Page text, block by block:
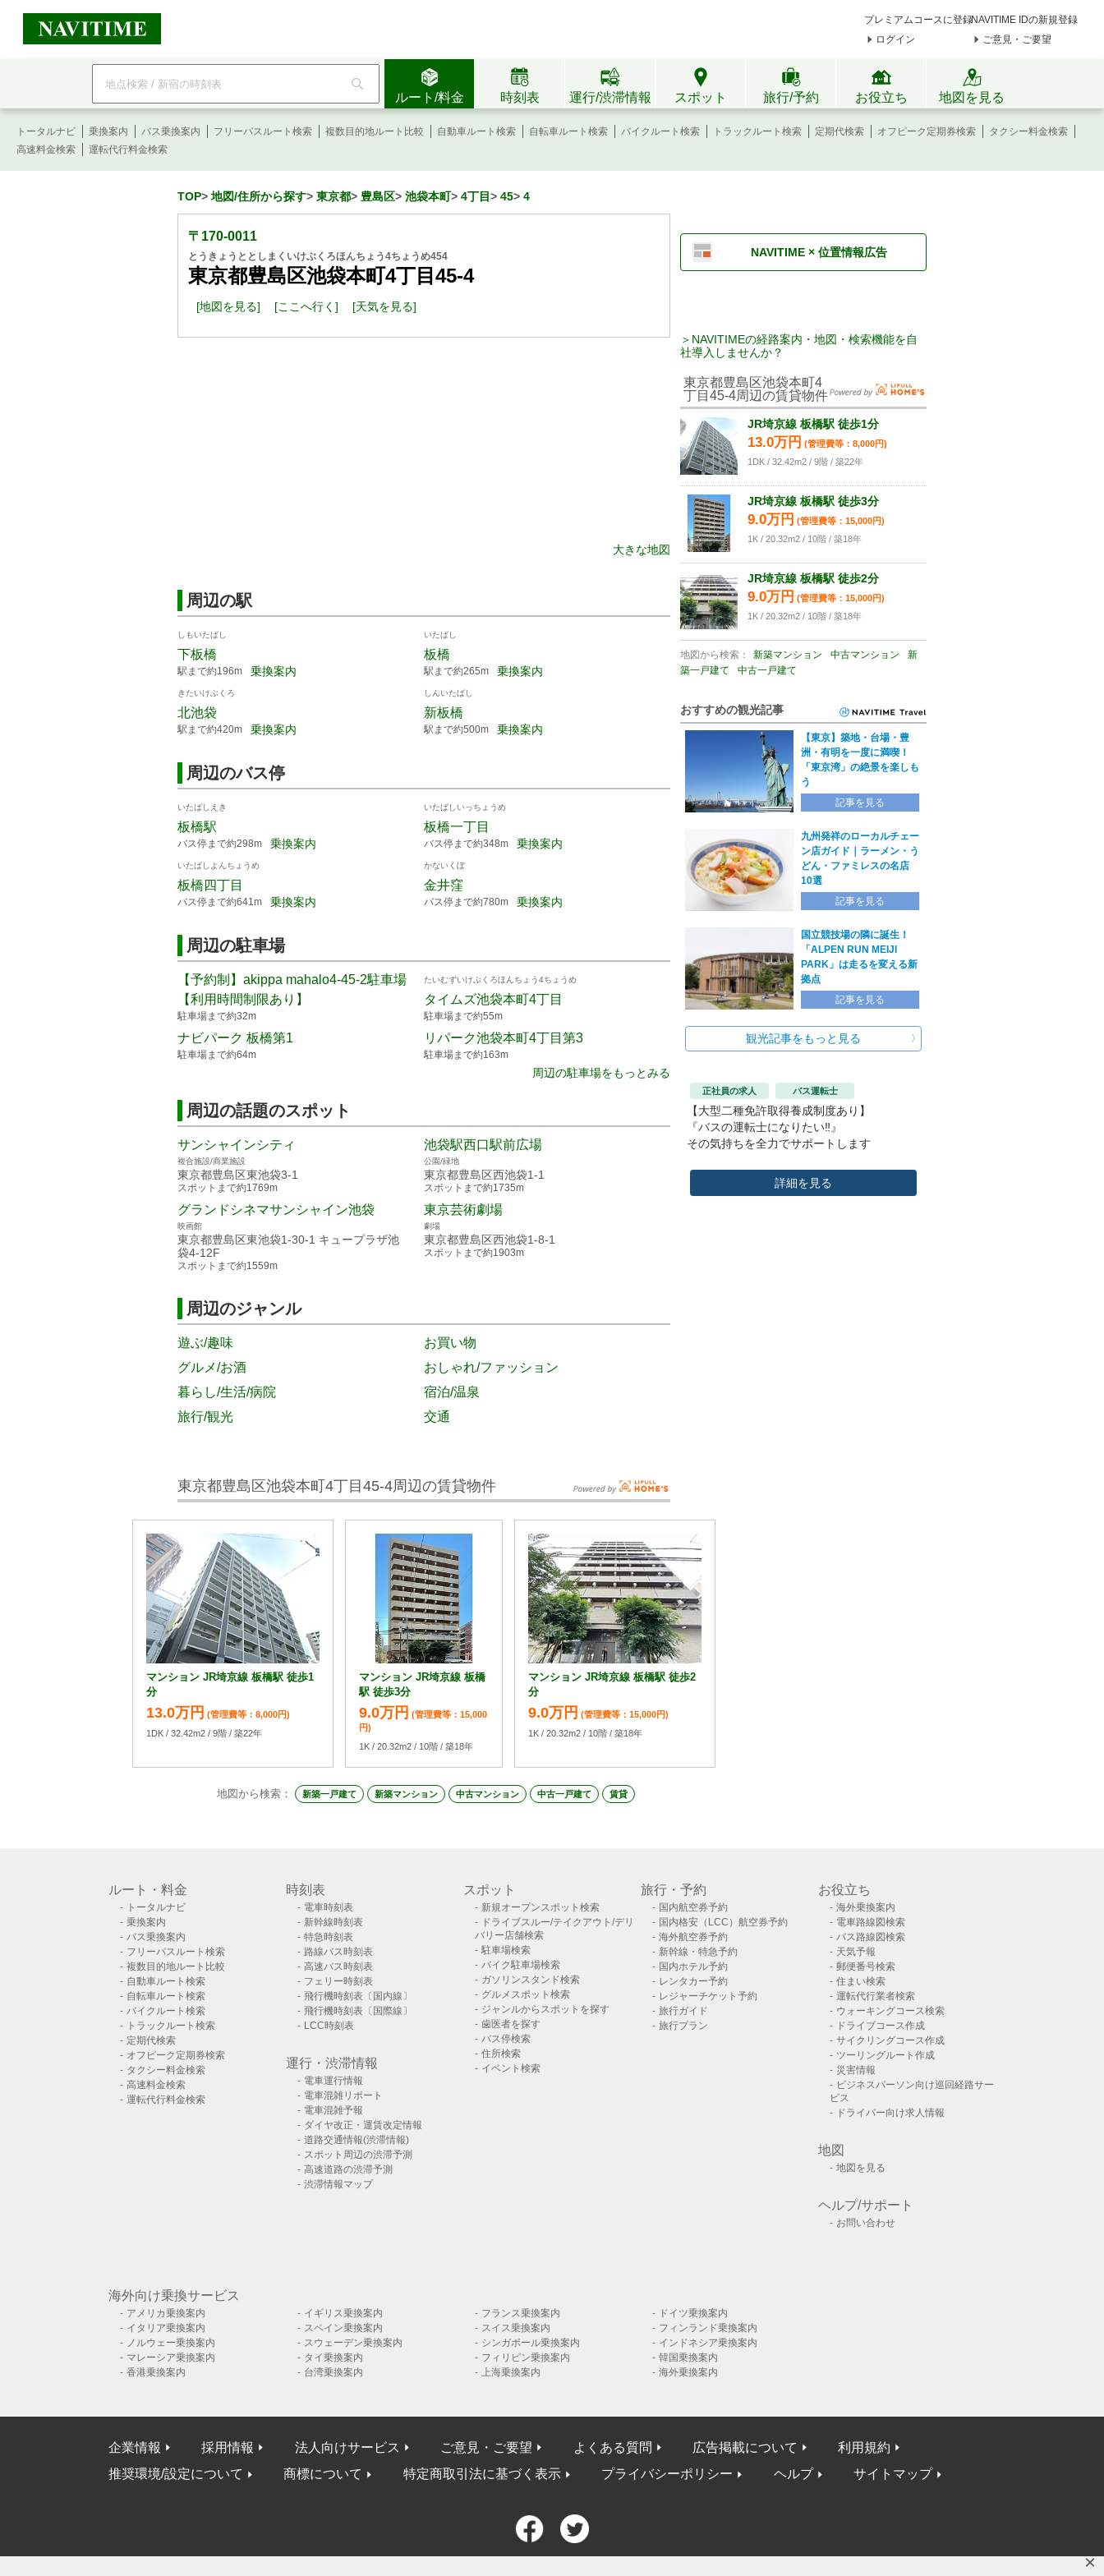
プレミアムコースに登録NAVITIME IDの新規登録
ログイン
ご意見・ご要望
フ
ワ
ド
検
ルート/料金 時刻表 運行/渋滞情報 スポット 旅行/予約 お役立ち 地図を見る
トータルナビ 乗換案内 バス乗換案内 フリーパスルート検索 複数目的地ルート比較 自動車ルート検索 自転車ルート検索 バイクルート検索 トラックルート検索 定期代検索 オフピーク定期券検索
タクシー料金検索
高速料金検索
運転代行料金検索
TOP> 地図/住所から探す> 東京都> 豊島区> 池袋本町> 4丁目> 45> 4
〒170-0011
とうきょうととしまくいけぶくろほんちょう4ちょうめ454
東京都豊島区池袋本町4丁目45-4
[地図を見る] [ここへ行く] [天気を見る]
大きな地図
周辺の駅
しもいたばし
下板橋
駅まで約196m 乗換案内
いたばし
板橋
駅まで約265m 乗換案内
きたいけぶくろ
北池袋
駅まで約420m 乗換案内
しんいたばし
新板橋
駅まで約500m 乗換案内
周辺のバス停
いたばしえき
板橋駅
バス停まで約298m 乗換案内
いたばしいっちょうめ
板橋一丁目
バス停まで約348m 乗換案内
いたばしよんちょうめ
板橋四丁目
バス停まで約641m 乗換案内
かないくぼ
金井窪
バス停まで約780m 乗換案内
周辺の駐車場
【予約制】akippa mahalo4-45-2駐車場
【利用時間制限あり】
駐車場まで約32m
たいむずいけぶくろほんちょう4ちょうめ
タイムズ池袋本町4丁目
駐車場まで約55m
ナビパーク 板橋第1
駐車場まで約64m
リパーク池袋本町4丁目第3
駐車場まで約163m
周辺の駐車場をもっとみる
周辺の話題のスポット
サンシャインシティ
複合施設/商業施設
東京都豊島区東池袋3-1
スポットまで約1769m
池袋駅西口駅前広場
公園/緑地
東京都豊島区西池袋1-1
スポットまで約1735m
グランドシネマサンシャイン池袋
映画館
東京都豊島区東池袋1-30-1 キュープラザ池
袋4-12F
スポットまで約1559m
東京芸術劇場
劇場
東京都豊島区西池袋1-8-1
スポットまで約1903m
周辺のジャンル
遊ぶ/趣味
お買い物
グルメ/お酒
おしゃれ/ファッション
暮らし/生活/病院
宿泊/温泉
旅行/観光
交通
東京都豊島区池袋本町4丁目45-4周辺の賃貸物件
マンション JR埼京線 板橋駅 徒歩1
分
13.0万円 (管理費等：8,000円)
1DK / 32.42m2 / 9階 / 築22年
マンション JR埼京線 板橋
駅 徒歩3分
9.0万円 (管理費等：15,000
円)
1K / 20.32m2 / 10階 / 築18年
マンション JR埼京線 板橋駅 徒歩2
分
9.0万円 (管理費等：15,000円)
1K / 20.32m2 / 10階 / 築18年
地図から検索： 新築一戸建て 新築マンション 中古マンション 中古一戸建て 賃貸
NAVITIME × 位置情報広告
＞NAVITIMEの経路案内・地図・検索機能を自
社導入しませんか？
東京都豊島区池袋本町4
丁目45-4周辺の賃貸物件
JR埼京線 板橋駅 徒歩1分
13.0万円 (管理費等：8,000円)
1DK / 32.42m2 / 9階 / 築22年
JR埼京線 板橋駅 徒歩3分
9.0万円 (管理費等：15,000円)
1K / 20.32m2 / 10階 / 築18年
JR埼京線 板橋駅 徒歩2分
9.0万円 (管理費等：15,000円)
1K / 20.32m2 / 10階 / 築18年
地図から検索： 新築マンション 中古マンション
新
築一戸建て
中古一戸建て
おすすめの観光記事
【東京】築地・台場・豊
洲・有明を一度に満喫！
「東京湾」の絶景を楽しも
う
記事を見る
九州発祥のローカルチェー
ン店ガイド｜ラーメン・う
どん・ファミレスの名店
10選
記事を見る
国立競技場の隣に誕生！
「ALPEN RUN MEIJI
PARK」は走るを変える新
拠点
記事を見る
観光記事をもっと見る
正社員の求人 バス運転士
【大型二種免許取得養成制度あり】
『バスの運転士になりたい‼』
その気持ちを全力でサポートします
安全と信頼を提供いたします
お客様に安全と信頼を提供するには運転士の
詳細を見る
ルート・料金
トータルナビ
乗換案内
バス乗換案内
フリーパスルート検索
複数目的地ルート比較
自動車ルート検索
自転車ルート検索
バイクルート検索
トラックルート検索
定期代検索
オフピーク定期券検索
タクシー料金検索
高速料金検索
運転代行料金検索
時刻表
電車時刻表
新幹線時刻表
特急時刻表
路線バス時刻表
高速バス時刻表
フェリー時刻表
飛行機時刻表〔国内線〕
飛行機時刻表〔国際線〕
LCC時刻表
運行・渋滞情報
電車運行情報
電車混雑リポート
電車混雑予報
ダイヤ改正・運賃改定情報
道路交通情報(渋滞情報)
スポット周辺の渋滞予測
高速道路の渋滞予測
渋滞情報マップ
スポット
新規オープンスポット検索
ドライブスルー/テイクアウト/デリ
バリー店舗検索
駐車場検索
バイク駐車場検索
ガソリンスタンド検索
グルメスポット検索
ジャンルからスポットを探す
歯医者を探す
バス停検索
住所検索
イベント検索
旅行・予約
国内航空券予約
国内格安（LCC）航空券予約
海外航空券予約
新幹線・特急予約
国内ホテル予約
レンタカー予約
レジャーチケット予約
旅行ガイド
旅行プラン
お役立ち
海外乗換案内
電車路線図検索
バス路線図検索
天気予報
郵便番号検索
住まい検索
運転代行業者検索
ウォーキングコース検索
ドライブコース作成
サイクリングコース作成
ツーリングルート作成
災害情報
ビジネスパーソン向け巡回経路サー
ビス
ドライバー向け求人情報
地図
地図を見る
ヘルプ/サポート
お問い合わせ
海外向け乗換サービス
アメリカ乗換案内 イギリス乗換案内 フランス乗換案内
ドイツ乗換案内
イタリア乗換案内
スペイン乗換案内 スイス乗換案内
フィンランド乗換案内
ノルウェー乗換案内
スウェーデン乗換案内 シンガポール乗換案内
インドネシア乗換案内
マレーシア乗換案内
タイ乗換案内 フィリピン乗換案内
韓国乗換案内
香港乗換案内
台湾乗換案内 上海乗換案内 海外乗換案内
企業情報 採用情報 法人向けサービス ご意見・ご要望 よくある質問 広告掲載について
利用規約
推奨環境/設定について
商標について 特定商取引法に基づく表示 プライバシーポリシー ヘルプ サイトマップ
×